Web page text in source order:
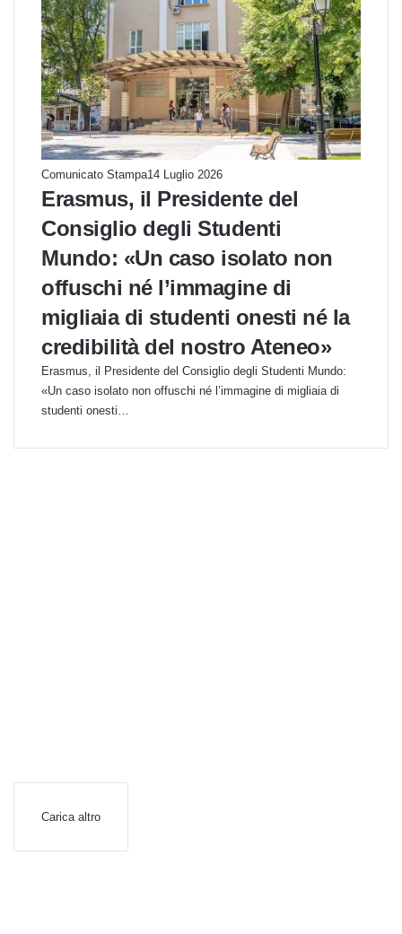
Comunicato Stampa14 Luglio 2026
Erasmus, il Presidente del
Consiglio degli Studenti
Mundo: «Un caso isolato non
offuschi né l’immagine di
migliaia di studenti onesti né la
credibilità del nostro Ateneo»
Erasmus, il Presidente del Consiglio degli Studenti Mundo:
«Un caso isolato non offuschi né l’immagine di migliaia di
studenti onesti…
Carica altro